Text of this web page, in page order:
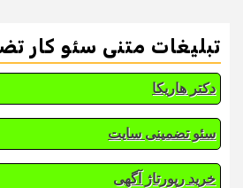
تبلیغات متنی سئو کار
دکتر هاریکا
سئو تضمینی سایت
خرید رپورتاژ آگهی